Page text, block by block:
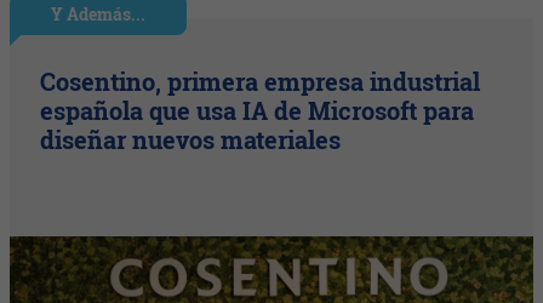
Y Además...
Cosentino, primera empresa industrial
española que usa IA de Microsoft para
diseñar nuevos materiales